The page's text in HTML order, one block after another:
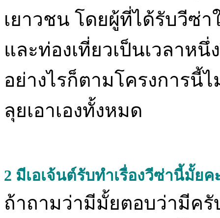
เยาวชน โดยผู้ที่ได้รับวีซ่
และท่องเที่ยวเป็นเวลาห
อย่างไรก็ตามโครงการนี้
ลุยเอาเองทั้งหมด
2 มีเอเจ้นต์รับทำเรื่องวีซ่านี้มั้ยค
ถ้าถามว่ามีมั้ยตอบว่ามีค